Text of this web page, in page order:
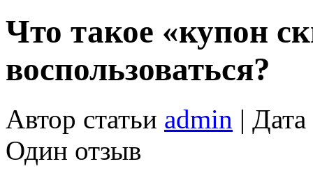
Что такое «купон
воспользоваться?
Автор статьи admin |
Один отзыв